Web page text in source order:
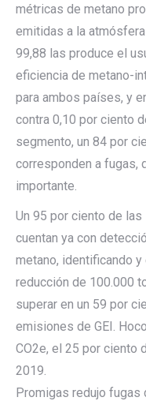
métricas de metano
emitidas a la
99,88 las produce el
eficiencia de metano-
para ambos países, y
contra 0,10 por ciento
segmento, un 84 por
corresponden a fugas,
importante.
Un 95 por ciento de
cuentan ya con
metano, identificando
reducción de 100.000
superar en un 59 por
emisiones de GEI.
CO2e, el 25 por ciento
2019.
Promigas redujo fugas